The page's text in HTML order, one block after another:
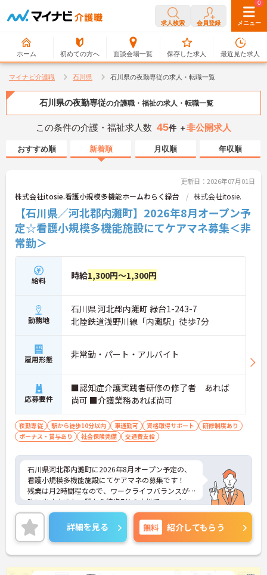
求人検索 会員登録 メニュー
ホーム 初めての方へ 面談会場一覧
0
保存した求人
0
最近見た求人
マイナビ介護職 石川県 石川県の夜勤専従の求人・転職一覧
石川県の夜勤専従の介護職・福祉の求人・転職一覧
この条件の介護・福祉求人数 45件 ＋非公開求人
おすすめ順 新着順 月収順 年収順
更新日：2026年07月01日
株式会社itosie.看護小規模多機能ホームわらく緑台 株式会社itosie.
【石川県／河北郡内灘町】2026年8月オープン予
定☆看護小規模多機能施設にてケアマネ募集＜非
常勤＞
給料 時給1,300円～1,300円
勤務地
石川県 河北郡内灘町 緑台1-243-7
北陸鉄道浅野川線「内灘駅」徒歩7分
雇用形態 非常勤・パート・アルバイト
応募要件
■認知症介護実践者研修の修了者 あれば
尚可 ■介護業務あれば尚可
夜勤専従 駅から徒歩10分以内 車通勤可 資格取得サポート
研修制度あり
ボーナス・賞与あり
社会保険完備 交通費支給
石川県河北郡内灘町に2026年8月オープン予定の、
看護小規模多機能施設にてケアマネの募集です！
残業は月2時間程なので、ワークライフバランスが
叶います☆また、駅から徒歩7分の立地で、マイカ
ー通勤も可能なので通勤らくらくです◎
ご興味のある方には、面接対策ポイントなど、さら
に詳細をお話しいたしますのでお気軽にご相談くだ
さい！
詳細を見る 無料 紹介してもらう